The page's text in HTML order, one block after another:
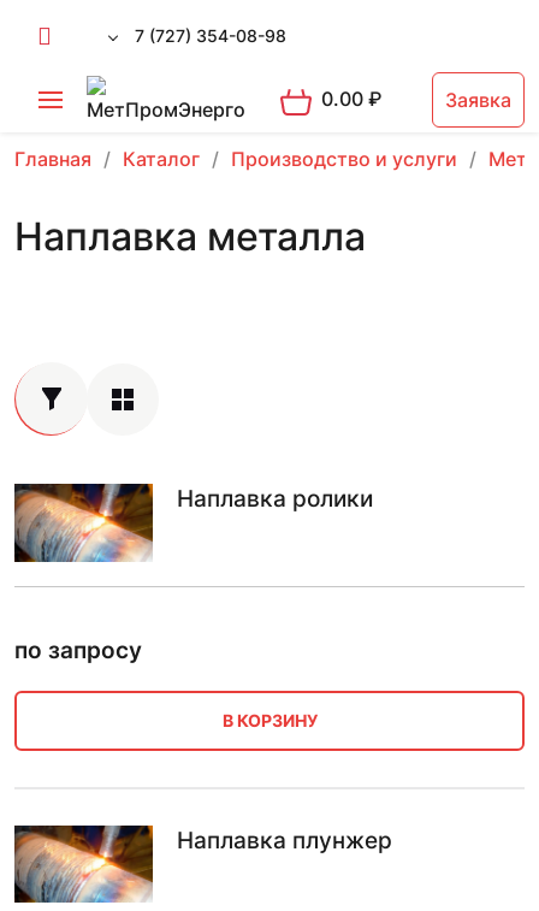
7 (727) 354-08-98
0.00₽ Заявка
Главная Каталог Производство и услуги
Наплавка металла
Наплавка ролики
по запросу
В КОРЗИНУ
Наплавка плунжер